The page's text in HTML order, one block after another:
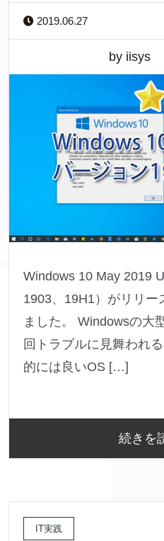
2019.06.27
by iisys
Windows 10 May 2019
1903、19H1）がリリー
ました。 Windowsの大
回トラブルに見舞われ
的には良いOS […]
続きを
IT実践